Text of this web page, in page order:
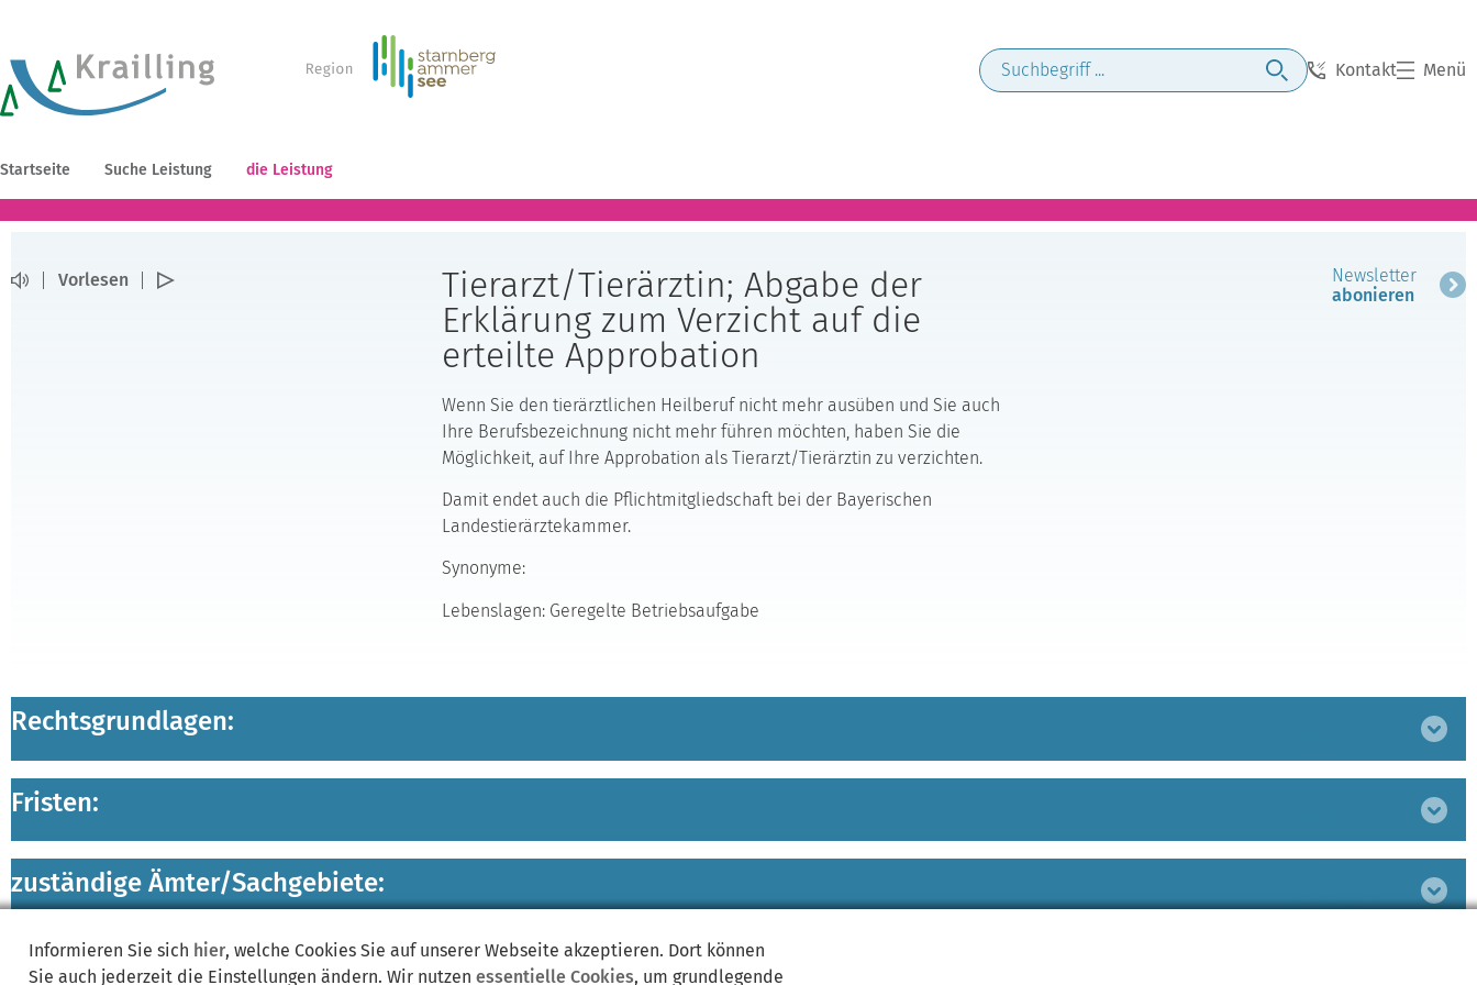
Kontakt Menü
Startseite Suche Leistung die Leistung
Vorlesen
Tierarzt/Tierärztin; Abgabe der
Erklärung zum Verzicht auf die
erteilte Approbation
Wenn Sie den tierärztlichen Heilberuf nicht mehr ausüben und Sie auch
Ihre Berufsbezeichnung nicht mehr führen möchten, haben Sie die
Möglichkeit, auf Ihre Approbation als Tierarzt/Tierärztin zu verzichten.
Damit endet auch die Pflichtmitgliedschaft bei der Bayerischen
Landestierärztekammer.
Synonyme:
Lebenslagen: Geregelte Betriebsaufgabe
Newsletter
abonieren
Rechtsgrundlagen:
Fristen:
ausklappen
zuständige Ämter/Sachgebiete:
Lebenslagen:
Informieren Sie sich hier, welche Cookies Sie auf unserer Webseite akzeptieren. Dort können
Sie auch jederzeit die Einstellungen ändern. Wir nutzen essentielle Cookies, um grundlegende